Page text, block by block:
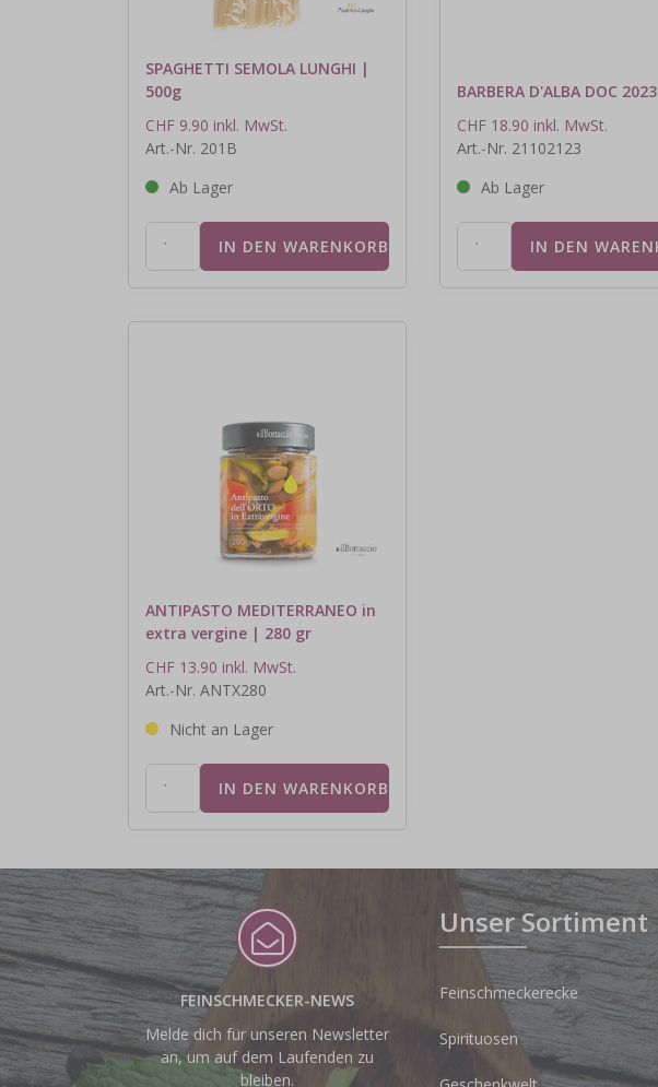
SPAGHETTI SEMOLA LUNGHI |
500g
CHF 9.90 inkl. MwSt.
Art.-Nr. 201B
Ab Lager
BARBERA D'ALBA DOC 2023
CHF 18.90 inkl. MwSt.
Art.-Nr. 21102123
Ab Lager
ANTIPASTO MEDITERRANEO in
extra vergine | 280 gr
CHF 13.90 inkl. MwSt.
Art.-Nr. ANTX280
Nicht an Lager
FEINSCHMECKER-NEWS
Melde dich für unseren Newsletter
an, um auf dem Laufenden zu
bleiben.
Unser Sortiment
Feinschmeckerecke
Spirituosen